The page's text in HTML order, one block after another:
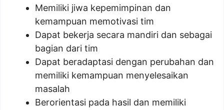
Memiliki jiwa kepemimpinan dan
kemampuan memotivasi tim
Dapat bekerja secara mandiri dan sebagai
bagian dari tim
Dapat beradaptasi dengan perubahan dan
memiliki kemampuan menyelesaikan
masalah
Berorientasi pada hasil dan memiliki